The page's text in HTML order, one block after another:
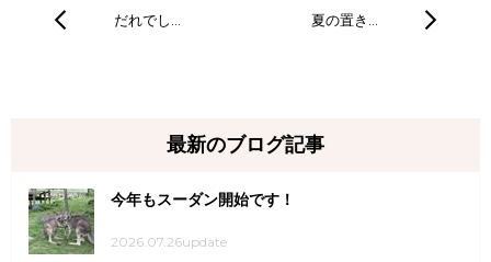
だれでし… 夏の置き…
最新のブログ記事
今年もスーダン開始です！
2026.07.26update